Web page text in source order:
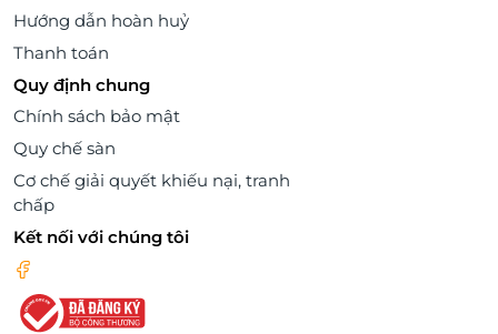
Hướng dẫn hoàn huỷ
Thanh toán
Quy định chung
Chính sách bảo mật
Quy chế sàn
Cơ chế giải quyết khiếu nại, tranh
chấp
Kết nối với chúng tôi